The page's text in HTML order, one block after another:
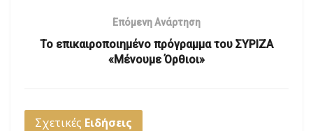
Επόμενη Ανάρτηση
Το επικαιροποιημένο πρόγραμμα του ΣΥΡΙΖΑ
«Μένουμε Όρθιοι»
Σχετικές Ειδήσεις